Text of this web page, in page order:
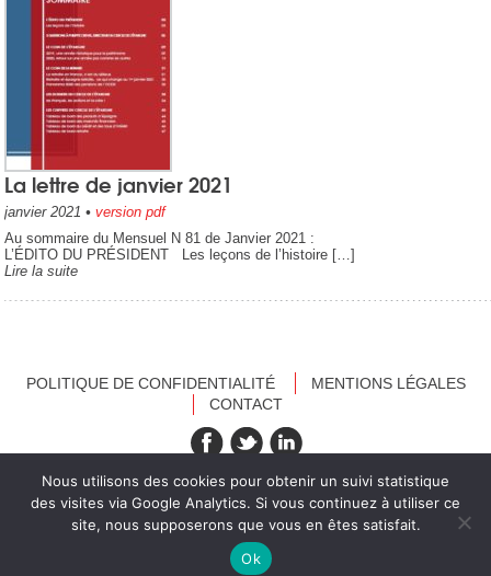
La lettre de janvier 2021
janvier 2021• version pdf
Au sommaire du Mensuel N 81 de Janvier 2021 :
L’ÉDITO DU PRÉSIDENT Les leçons de l’histoire […]
Lire la suite
POLITIQUE DE CONFIDENTIALITÉ
MENTIONS LÉGALES
CONTACT
recevez nos newsletters
Nous utilisons des cookies pour obtenir un suivi statistique
des visites via Google Analytics. Si vous continuez à utiliser ce
site, nous supposerons que vous en êtes satisfait.
Ok